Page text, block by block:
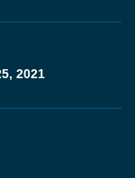
2021